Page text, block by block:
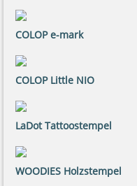
COLOP e-mark
COLOP Little NIO
LaDot Tattoostempel
WOODIES Holzstempel